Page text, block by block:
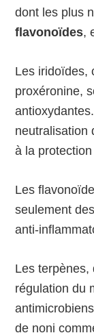
dont les plus
flavonoïdes,
Les iridoïdes,
proxéronine,
neutralisation
à la
Les
seulement
anti-
Les terpènes,
régulation du
de noni